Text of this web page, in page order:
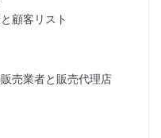
顧客リスト
売業者と販売代理店